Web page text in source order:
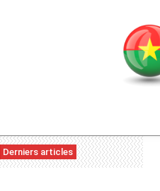
Derniers articles